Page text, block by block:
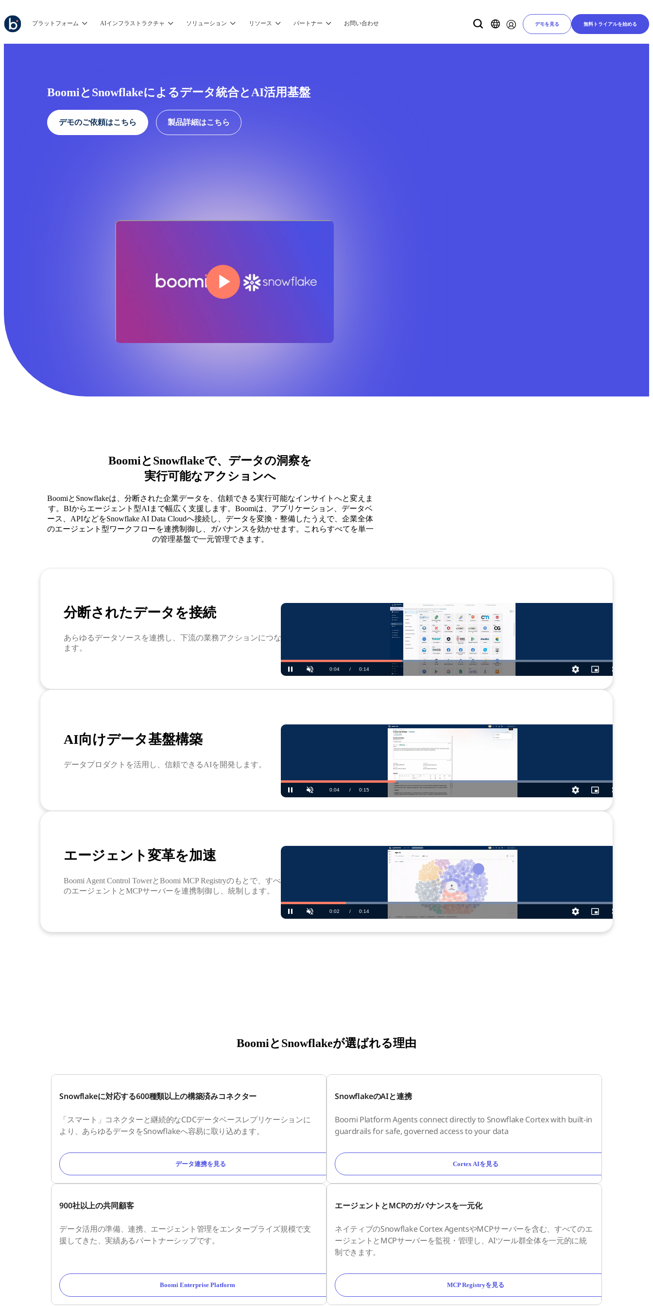
プラットフォーム AIインフラストラクチャ ソリューション リソース パートナー お問い合わせ デモを見る 無料トライアルを始める
BoomiとSnowflakeによるデータ統合とAI活用基盤
デモのご依頼はこちら 製品詳細はこちら
BoomiとSnowflakeで、データの洞察を
実行可能なアクションへ
BoomiとSnowflakeは、分断された企業データを、信頼できる実行可能なインサイトへと変えま
す。BIからエージェント型AIまで幅広く支援します。Boomiは、アプリケーション、データベ
ース、APIなどをSnowflake AI Data Cloudへ接続し、データを変換・整備したうえで、企業全体
のエージェント型ワークフローを連携制御し、ガバナンスを効かせます。これらすべてを単一
の管理基盤で一元管理できます。
分断されたデータを接続
あらゆるデータソースを連携し、下流の業務アクションにつなげ
ます。
AI向けデータ基盤構築
データプロダクトを活用し、信頼できるAIを開発します。
エージェント変革を加速
Boomi Agent Control TowerとBoomi MCP Registryのもとで、すべて
のエージェントとMCPサーバーを連携制御し、統制します。
BoomiとSnowflakeが選ばれる理由
Snowflakeに対応する600種類以上の構築済みコネクター
「スマート」コネクターと継続的なCDCデータベースレプリケーションに
より、あらゆるデータをSnowflakeへ容易に取り込めます。
データ連携を見る
SnowflakeのAIと連携
Boomi Platform Agents connect directly to Snowflake Cortex with built-in
guardrails for safe, governed access to your data
Cortex AIを見る
900社以上の共同顧客
データ活用の準備、連携、エージェント管理をエンタープライズ規模で支
援してきた、実績あるパートナーシップです。
Boomi Enterprise Platform
エージェントとMCPのガバナンスを一元化
ネイティブのSnowflake Cortex AgentsやMCPサーバーを含む、すべてのエ
ージェントとMCPサーバーを監視・管理し、AIツール群全体を一元的に統
制できます。
MCP Registryを見る